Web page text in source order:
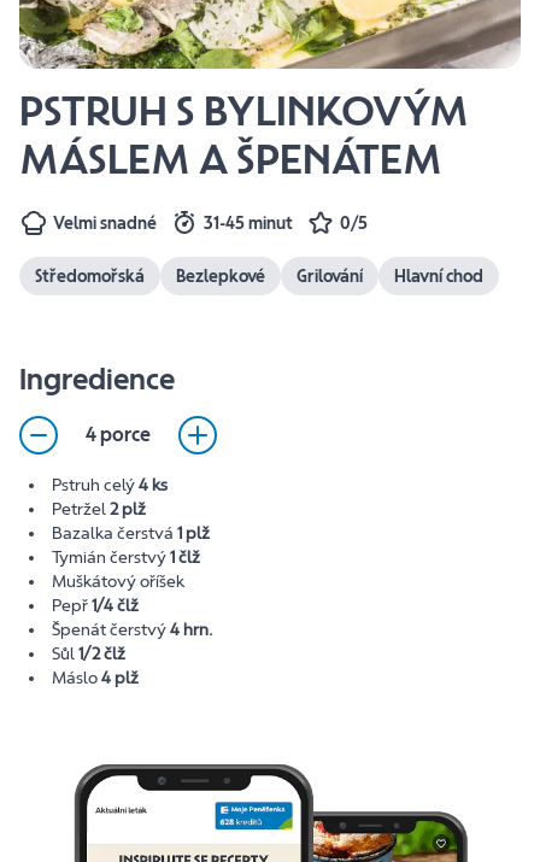
PSTRUH S BYLINKOVÝM
MÁSLEM A ŠPENÁTEM
Velmi snadné 31-45 minut 0/5
Středomořská Bezlepkové Grilování Hlavní chod
Ingredience
4 porce
Pstruh celý4 ks
Petržel2 plž
Bazalka čerstvá 1 plž
Tymián čerstvý1 člž
Muškátový oříšek
Pepř1/4 člž
Špenát čerstvý4 hrn.
Sůl1/2 člž
Máslo4 plž